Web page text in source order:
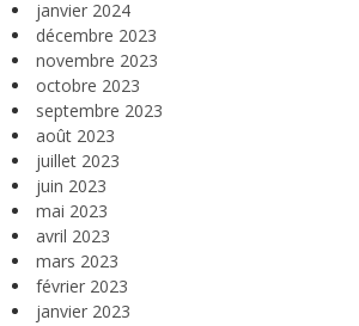
janvier 2024
décembre 2023
novembre 2023
octobre 2023
septembre 2023
août 2023
juillet 2023
juin 2023
mai 2023
avril 2023
mars 2023
février 2023
janvier 2023